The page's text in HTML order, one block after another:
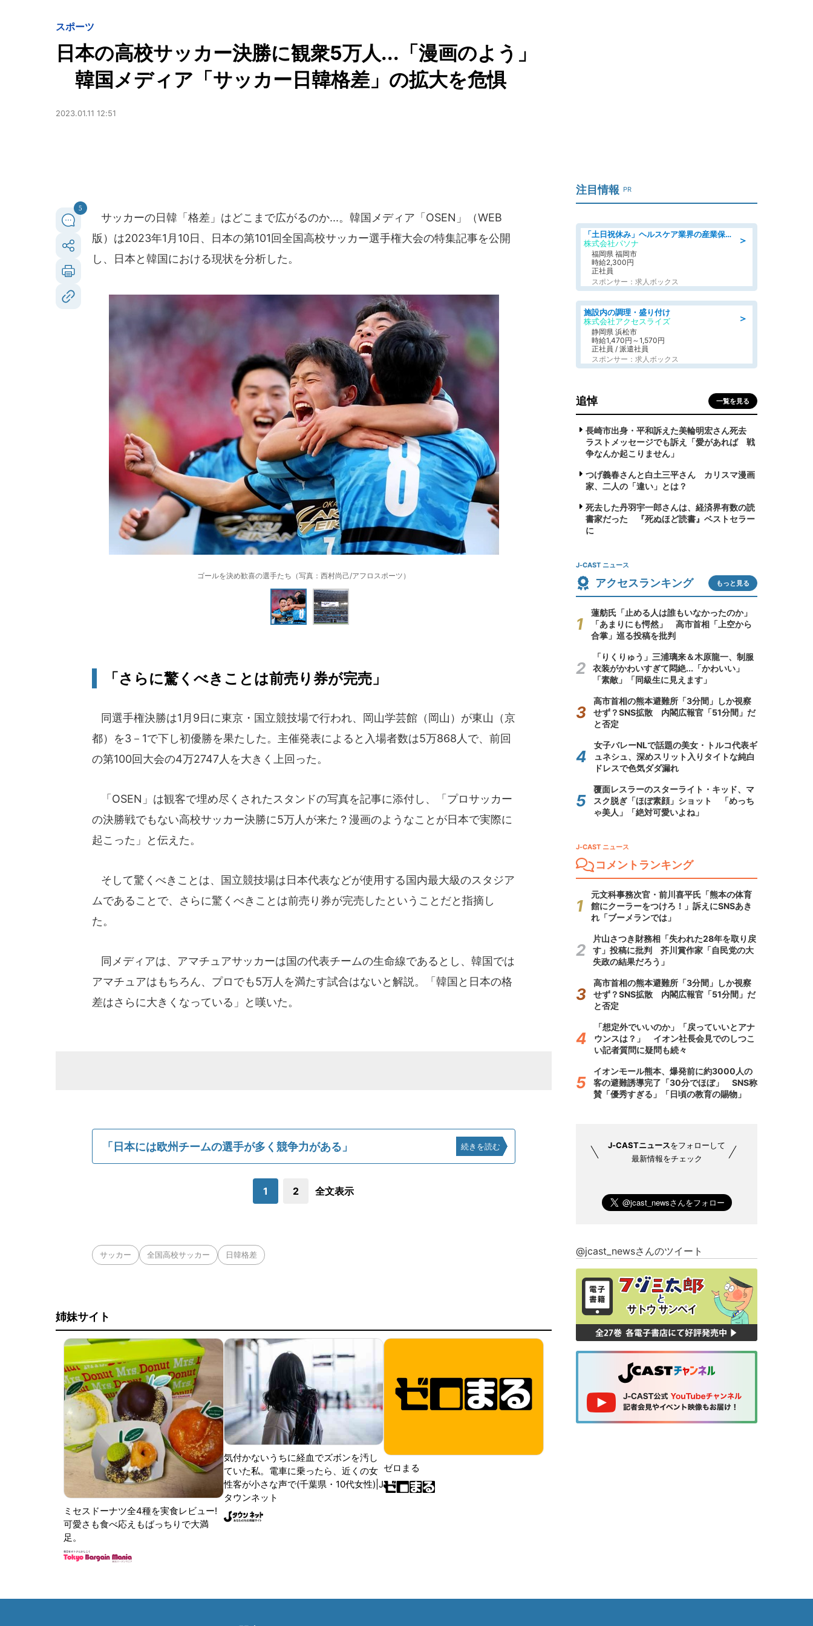
スポーツ
日本の高校サッカー決勝に観衆5万人...「漫画のよう」
韓国メディア「サッカー日韓格差」の拡大を危惧
2023.01.11 12:51
5
サッカーの日韓「格差」はどこまで広がるのか...。韓国メディア「OSEN」（WEB
版）は2023年1月10日、日本の第101回全国高校サッカー選手権大会の特集記事を公開
し、日本と韓国における現状を分析した。
ゴールを決め歓喜の選手たち（写真：西村尚己/アフロスポーツ）
「さらに驚くべきことは前売り券が完売」
同選手権決勝は1月9日に東京・国立競技場で行われ、岡山学芸館（岡山）が東山（京
都）を3－1で下し初優勝を果たした。主催発表によると入場者数は5万868人で、前回
の第100回大会の4万2747人を大きく上回った。
「OSEN」は観客で埋め尽くされたスタンドの写真を記事に添付し、「プロサッカー
の決勝戦でもない高校サッカー決勝に5万人が来た？漫画のようなことが日本で実際に
起こった」と伝えた。
そして驚くべきことは、国立競技場は日本代表などが使用する国内最大級のスタジア
ムであることで、さらに驚くべきことは前売り券が完売したということだと指摘し
た。
同メディアは、アマチュアサッカーは国の代表チームの生命線であるとし、韓国では
アマチュアはもちろん、プロでも5万人を満たす試合はないと解説。「韓国と日本の格
差はさらに大きくなっている」と嘆いた。
「日本には欧州チームの選手が多く競争力がある」 続きを読む
1 2 全文表示
サッカー 全国高校サッカー 日韓格差
姉妹サイト
ミセスドーナツ全4種を実食レビュー!
可愛さも食べ応えもばっちりで大満
足。
気付かないうちに経血でズボンを汚し
ていた私。電車に乗ったら、近くの女
性客が小さな声で(千葉県・10代女性)|J
タウンネット
ゼロまる
注目情報 PR
＞
「土日祝休み」ヘルスケア業界の産業保健師/高時給/未経験OK/要資格:保健師、正看護師
株式会社パソナ
福岡県 福岡市
時給2,300円
正社員
スポンサー：求人ボックス
＞
施設内の調理・盛り付け
株式会社アクセスライズ
静岡県 浜松市
時給1,470円～1,570円
正社員 / 派遣社員
スポンサー：求人ボックス
追悼 一覧を見る
長崎市出身・平和訴えた美輪明宏さん死去
ラストメッセージでも訴え「愛があれば 戦
争なんか起こりません」
つげ義春さんと白土三平さん カリスマ漫画
家、二人の「違い」とは？
死去した丹羽宇一郎さんは、経済界有数の読
書家だった 『死ぬほど読書』ベストセラー
に
J-CAST ニュース
アクセスランキング もっと見る
蓮舫氏「止める人は誰もいなかったのか」
「あまりにも愕然」 高市首相「上空から
合掌」巡る投稿を批判
「りくりゅう」三浦璃来＆木原龍一、制服
衣装がかわいすぎて悶絶...「かわいい」
「素敵」「同級生に見えます」
高市首相の熊本避難所「3分間」しか視察
せず？SNS拡散 内閣広報官「51分間」だ
と否定
女子バレーNLで話題の美女・トルコ代表ギ
ュネシュ、深めスリット入りタイトな純白
ドレスで色気ダダ漏れ
覆面レスラーのスターライト・キッド、マ
スク脱ぎ「ほぼ素顔」ショット 「めっち
ゃ美人」「絶対可愛いよね」
J-CAST ニュース
コメントランキング
元文科事務次官・前川喜平氏「熊本の体育
館にクーラーをつけろ！」訴えにSNSあき
れ「ブーメランでは」
片山さつき財務相「失われた28年を取り戻
す」投稿に批判 芥川賞作家「自民党の大
失政の結果だろう」
高市首相の熊本避難所「3分間」しか視察
せず？SNS拡散 内閣広報官「51分間」だ
と否定
「想定外でいいのか」「戻っていいとアナ
ウンスは？」 イオン社長会見でのしつこ
い記者質問に疑問も続々
イオンモール熊本、爆発前に約3000人の
客の避難誘導完了「30分でほぼ」 SNS称
賛「優秀すぎる」「日頃の教育の賜物」
J-CASTニュースをフォローして
最新情報をチェック
@jcast_newsさんのツイート